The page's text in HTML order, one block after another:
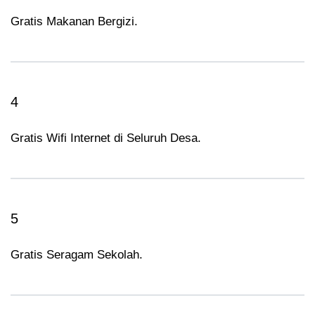
Gratis Makanan Bergizi.
4
Gratis Wifi Internet di Seluruh Desa.
5
Gratis Seragam Sekolah.